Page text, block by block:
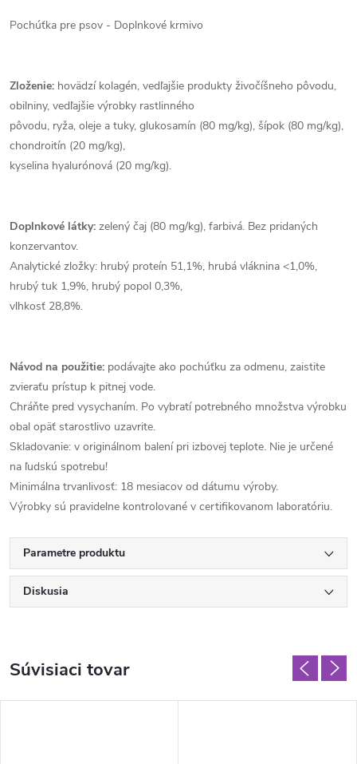
Pochúťka pre psov - Doplnkové krmivo
Zloženie: hovädzí kolagén, vedľajšie produkty živočíšneho pôvodu,
obilniny, vedľajšie výrobky rastlinného
pôvodu, ryža, oleje a tuky, glukosamín (80 mg/kg), šípok (80 mg/kg),
chondroitín (20 mg/kg),
kyselina hyalurónová (20 mg/kg).
Doplnkové látky: zelený čaj (80 mg/kg), farbivá. Bez pridaných
konzervantov.
Analytické zložky: hrubý proteín 51,1%, hrubá vláknina <1,0%,
hrubý tuk 1,9%, hrubý popol 0,3%,
vlhkosť 28,8%.
Návod na použitie: podávajte ako pochúťku za odmenu, zaistite
zvieraťu prístup k pitnej vode.
Chráňte pred vysychaním. Po vybratí potrebného množstva výrobku
obal opäť starostlivo uzavrite.
Skladovanie: v originálnom balení pri izbovej teplote. Nie je určené
na ľudskú spotrebu!
Minimálna trvanlivosť: 18 mesiacov od dátumu výroby.
Výrobky sú pravidelne kontrolované v certifikovanom laboratóriu.
Parametre produktu
Diskusia
Súvisiaci tovar